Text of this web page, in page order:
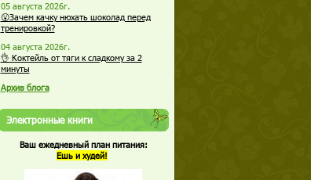
05 августа 2026г.
😮Зачем качку нюхать шоколад перед
тренировкой?
04 августа 2026г.
👌 Коктейль от тяги к сладкому за 2
минуты
Архив блога
Электронные книги
Ваш ежедневный план питания:
Ешь и худей!